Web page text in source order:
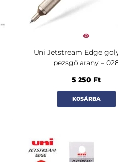
Uni Jetstream Edge
pezsgő arany –
5 250 Ft
KOSÁRBA